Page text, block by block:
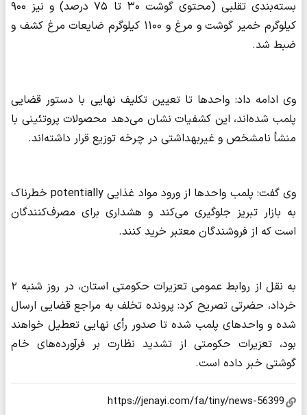
بسته‌بندی تقلبی (محتوی گوشت ۳۰ تا ۷۵ درصد) و نیز ۹۰۰
کیلوگرم خمیر گوشت و مرغ و ۱۱۰۰ کیلوگرم ضایعات مرغ کشف و
ضبط شد.
وی ادامه داد: واحدها تا تعیین تکلیف نهایی با دستور قضایی
پلمب شده‌اند، این کشفیات نشان می‌دهد محصولات پروتئینی با
منشأ نامشخص و غیربهداشتی در چرخه توزیع قرار داشته‌اند.
وی گفت: پلمب واحدها از ورود مواد غذایی potentially خطرناک
به بازار تبریز جلوگیری می‌کند و هشداری برای مصرف‌کنندگان
است که از فروشندگان معتبر خرید کنند.
به نقل از روابط عمومی تعزیرات حکومتی استان، در روز شنبه ۲
خرداد، حضرتی تصریح کرد: پرونده تخلف به مراجع قضایی ارسال
شده و واحدهای پلمب شده تا صدور رأی نهایی تعطیل خواهند
بود، تعزیرات حکومتی از تشدید نظارت بر فرآورده‌های خام
گوشتی خبر داده است.